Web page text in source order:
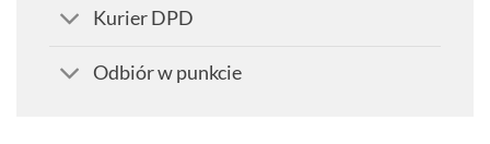
Kurier DPD
Odbiór w punkcie